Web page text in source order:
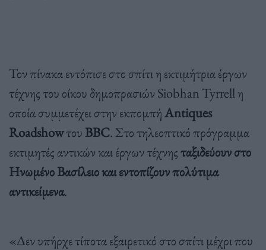
Τον πίνακα εντόπισε στο σπίτι η εκτιμήτρια έργων
τέχνης του οίκου δημοπρασιών Siobhan Tyrrell η
οποία συμμετέχει στην εκπομπήAntiques
RoadshowτουBBC. Στο τηλεοπτικό πρόγραμμα
εκτιμητές αντικών και έργων τέχνηςταξιδεύουν στο
Ηνωμένο Βασίλειο και εντοπίζουν πολύτιμα
αντικείμενα.
«Δεν υπήρχε τίποτα εξαιρετικό στο σπίτι μέχρι που